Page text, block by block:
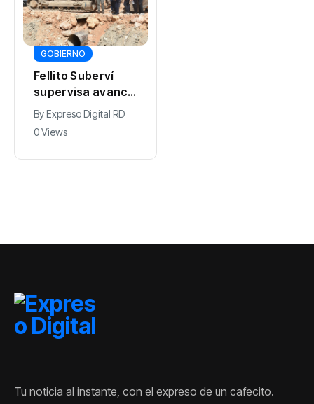
GOBIERNO
Fellito Suberví
supervisa avance
de trabajos en
cañada Juan
Valdez y Los
Girasoles en el
ByExpreso Digital RD
0 Views
Tu noticia al instante, con el expreso de un cafecito.